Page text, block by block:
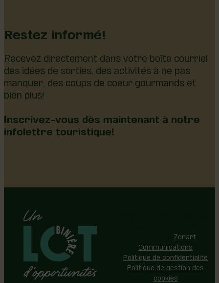
Restez informé!
Recevez directement dans votre boîte courriel
des idées de sorties, des activités à ne pas
manquer, des coups de coeur gourmands et
bien plus!
Inscrivez-vous dès maintenant à notre
infolettre touristique!
Zonart
Communications
Politique de confidentialité
Politique de gestion des
cookies